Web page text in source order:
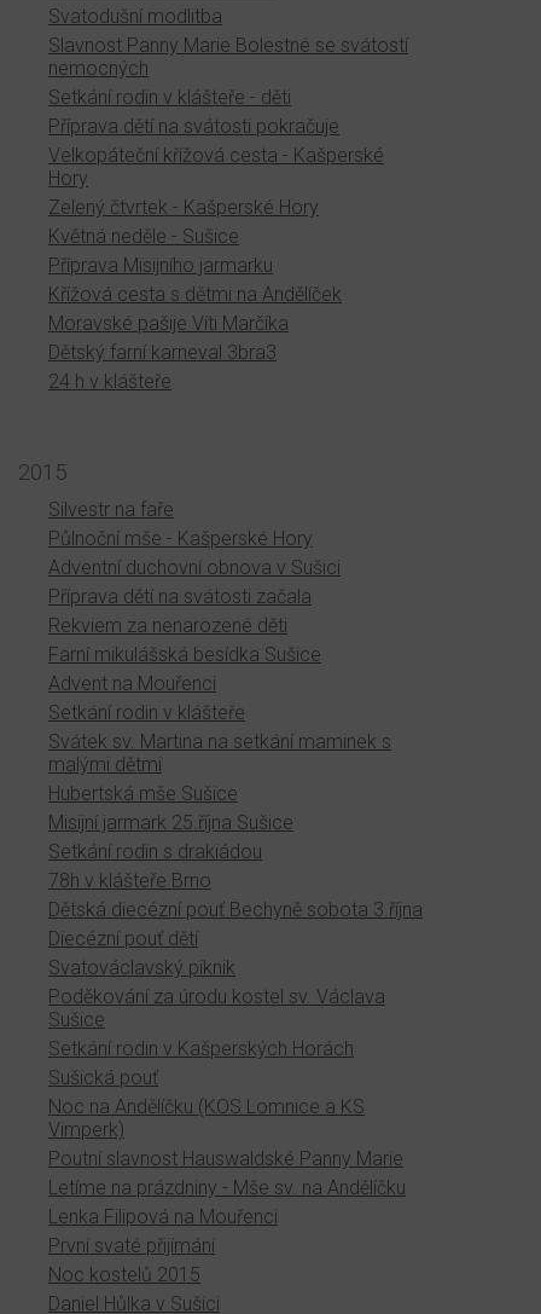
Svatodušní modlitba
Slavnost Panny Marie Bolestné se svátostí
nemocných
Setkání rodin v klášteře - děti
Příprava dětí na svátosti pokračuje
Velkopáteční křížová cesta - Kašperské
Hory
Zelený čtvrtek - Kašperské Hory
Květná neděle - Sušice
Příprava Misijního jarmarku
Křížová cesta s dětmi na Andělíček
Moravské pašije Víti Marčíka
Dětský farní karneval 3bra3
24 h v klášteře
2015
Silvestr na faře
Půlnoční mše - Kašperské Hory
Adventní duchovní obnova v Sušici
Příprava dětí na svátosti začala
Rekviem za nenarozené děti
Farní mikulášská besídka Sušice
Advent na Mouřenci
Setkání rodin v klášteře
Svátek sv. Martina na setkání maminek s
malými dětmi
Hubertská mše Sušice
Misijní jarmark 25.října Sušice
Setkání rodin s drakiádou
78h v klášteře Brno
Dětská diecézní pouť Bechyně sobota 3.října
Diecézní pouť dětí
Svatováclavský piknik
Poděkování za úrodu kostel sv. Václava
Sušice
Setkání rodin v Kašperských Horách
Sušická pouť
Noc na Andělíčku (KOS Lomnice a KS
Vimperk)
Poutní slavnost Hauswaldské Panny Marie
Letíme na prázdniny - Mše sv. na Andělíčku
Lenka Filipová na Mouřenci
První svaté přijímání
Noc kostelů 2015
Daniel Hůlka v Sušici